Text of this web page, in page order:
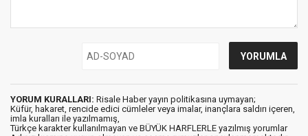
YORUM KURALLARI: Risale Haber yayın politikasına uymayan;
Küfür, hakaret, rencide edici cümleler veya imalar, inançlara saldırı içeren,
imla kuralları ile yazılmamış,
Türkçe karakter kullanılmayan ve BÜYÜK HARFLERLE yazılmış yorumlar